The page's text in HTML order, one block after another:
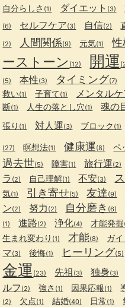
自分らしさ (1) ダイエット (3)
(6) セルフケア(3) 自信(2)
(2) 人間関係(9) 元気(1) 性
ーストーン (12) 開運
(5) 本性(3) タイミング(7)
救い(1) 子育て(1) メンタルケ
断(1) 人生の落とし穴(1) 魂の
張り (1) 対人運(3) ブロック (1)
(27) 瞑想法(1) 健康運(8) ペ
過去世(5) 障害(1) 旅行運(2)
ラ (2) 自己理解(1) 不安(3)
気(1) 引き寄せ(5) 友達 (9)
ン(2) 努力 (2) 自分磨き (6)
(1) 進路(2) 浄化(4) 才能発掘
生まれ変わり (1) 才能(8) ガイ
マ(3) 後悔(1) ヒーリング(5)
金運 (23) 先祖 (3) 独身(3)
ルフ (2) 強さ (1) 因果応報(1)
(2) 欠点(1) 結婚(40) 日常 (1)